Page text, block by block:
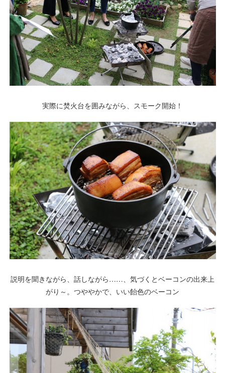
実際に焚火台を囲みながら、スモーク開始！
説明を聞きながら、話しながら……、気づくとベーコンの出来上
がり～。つややかで、いい飴色のベーコン